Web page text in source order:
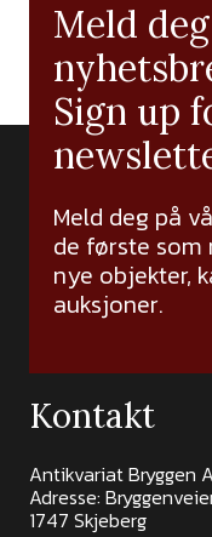
Meld
Sign up
Meld deg på
de første
nye objekter,
auksjoner.
Kontakt
Antikvariat Bryggen
Adresse:
1747 Skjeberg